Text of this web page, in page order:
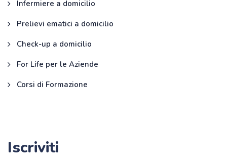
Infermiere a domicilio
Prelievi ematici a domicilio
Check-up a domicilio
For Life per le Aziende
Corsi di Formazione
Iscriviti